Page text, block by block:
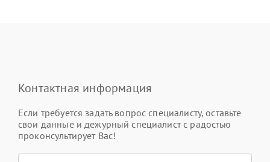
Контактная информация
Если требуется задать вопрос специалисту, оставьте
свои данные и дежурный специалист с радостью
проконсультирует Вас!